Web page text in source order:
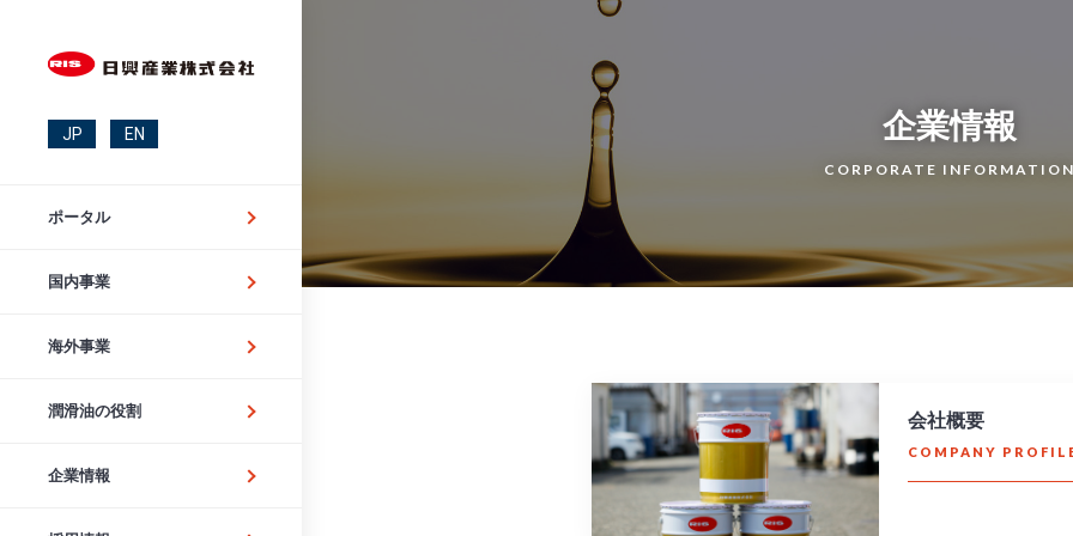
JP EN
ポータル
国内事業
海外事業
潤滑油の役割
企業情報
企業情報
CORPORATE
会社概要
COMPANY